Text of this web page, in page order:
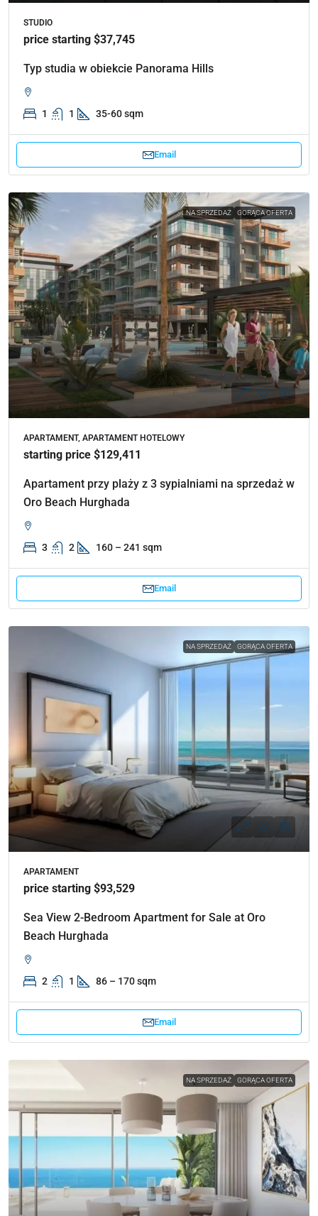
STUDIO
price starting $37,745
Typ studia w obiekcie Panorama Hills
1 1 35-60 sqm
Email
NA SPRZEDAŻ GORĄCA OFERTA
APARTAMENT, APARTAMENT HOTELOWY
starting price $129,411
Apartament przy plaży z 3 sypialniami na sprzedaż w
Oro Beach Hurghada
3 2 160 – 241 sqm
Email
NA SPRZEDAŻ GORĄCA OFERTA
APARTAMENT
price starting $93,529
Sea View 2-Bedroom Apartment for Sale at Oro
Beach Hurghada
2 1 86 – 170 sqm
Email
NA SPRZEDAŻ GORĄCA OFERTA